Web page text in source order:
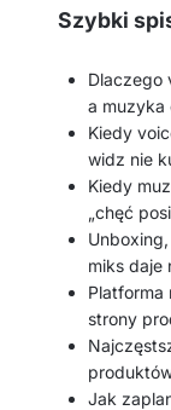
Szybki
Dlaczego
a muzyka
Kiedy
widz nie
Kiedy
„chęć
miks daje
Platforma
strony
Jak